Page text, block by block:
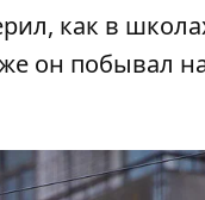
, как в
он побывал